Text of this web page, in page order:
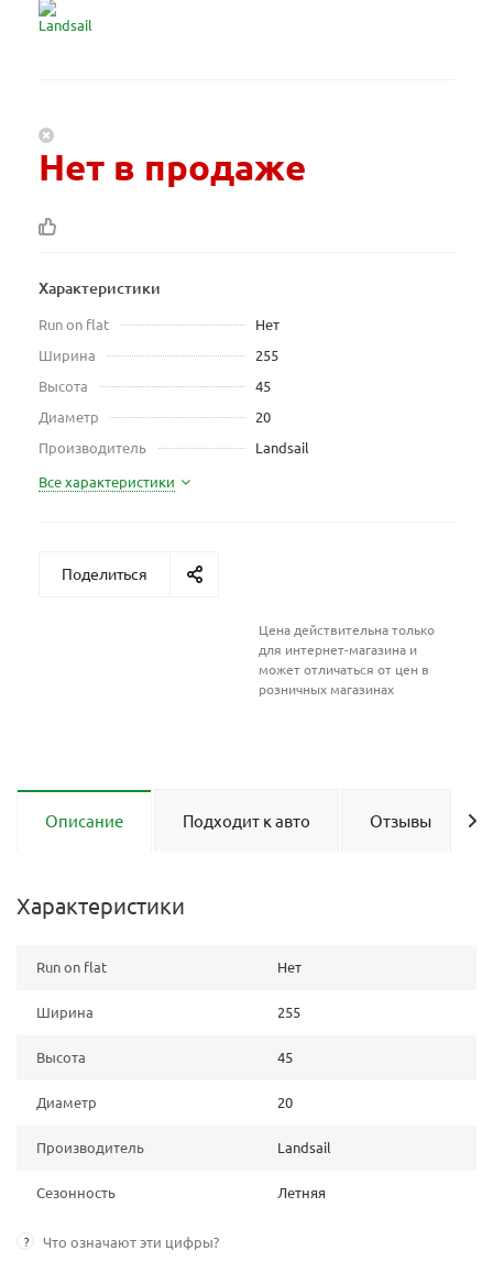
Нет в продаже
Характеристики
Run on flat
Нет
Ширина
255
Высота
45
Диаметр
20
Производитель
Landsail
Все характеристики
Поделиться
Цена действительна только
для интернет-магазина и
может отличаться от цен в
розничных магазинах
Описание Подходит к авто Отзывы
Характеристики
Run on flat Нет
Ширина 255
Высота 45
Диаметр 20
Производитель Landsail
Сезонность Летняя
? Что означают эти цифры?